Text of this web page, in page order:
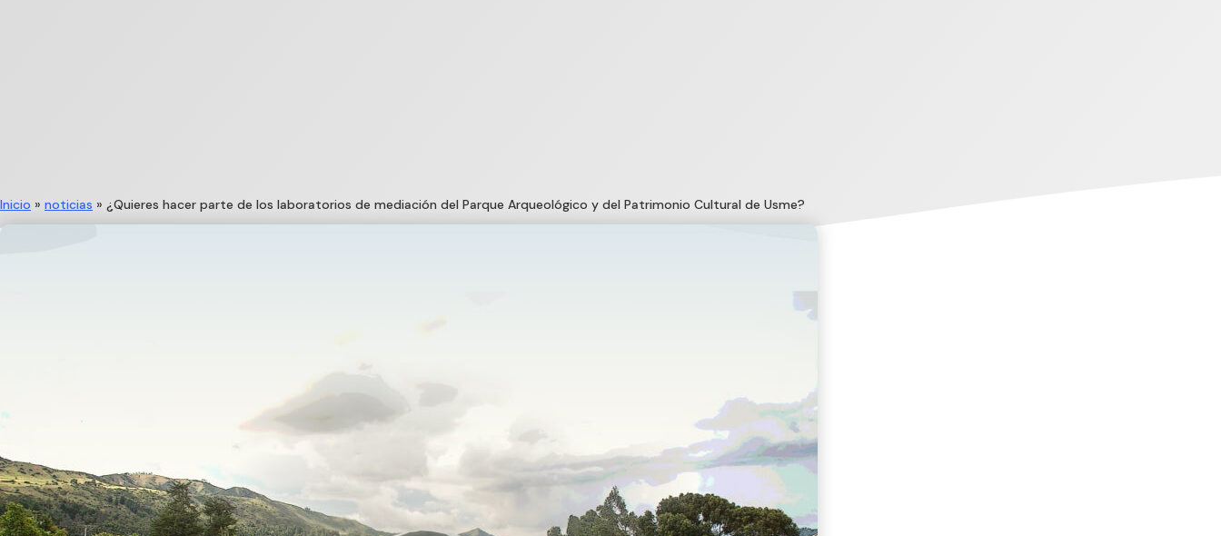
Inicio » noticias » ¿Quieres hacer parte de los laboratorios de mediación del Parque Arqueológico y del Patrimonio Cultural de Usme?